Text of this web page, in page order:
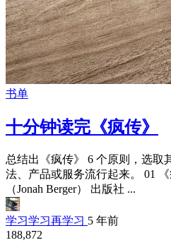
书单
十分钟读完《疯传》
总结出《疯传》 6 个原则，选取
法、产品或服务流行起来。 01
（Jonah Berger） 出版社 ...
学习学习再学习 5 年前
188,872